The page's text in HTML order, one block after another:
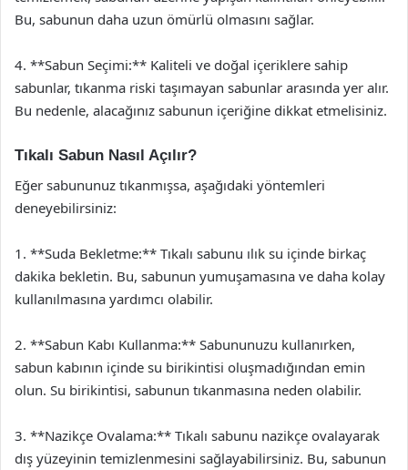
Bu, sabunun daha uzun ömürlü olmasını sağlar.
4. **Sabun Seçimi:** Kaliteli ve doğal içeriklere sahip
sabunlar, tıkanma riski taşımayan sabunlar arasında yer alır.
Bu nedenle, alacağınız sabunun içeriğine dikkat etmelisiniz.
Tıkalı Sabun Nasıl Açılır?
Eğer sabununuz tıkanmışsa, aşağıdaki yöntemleri
deneyebilirsiniz:
1. **Suda Bekletme:** Tıkalı sabunu ılık su içinde birkaç
dakika bekletin. Bu, sabunun yumuşamasına ve daha kolay
kullanılmasına yardımcı olabilir.
2. **Sabun Kabı Kullanma:** Sabununuzu kullanırken,
sabun kabının içinde su birikintisi oluşmadığından emin
olun. Su birikintisi, sabunun tıkanmasına neden olabilir.
3. **Nazikçe Ovalama:** Tıkalı sabunu nazikçe ovalayarak
dış yüzeyinin temizlenmesini sağlayabilirsiniz. Bu, sabunun